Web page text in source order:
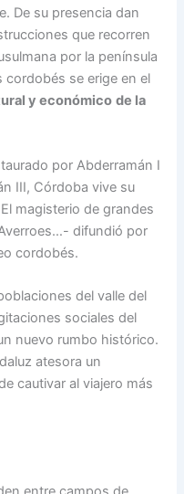
De su presencia dan
que recorren
por la península
cordobés se erige en el
y económico de la
por Abderramán I
III, Córdoba vive su
magisterio de grandes
difundió por
cordobés.
del valle del
sociales del
nuevo rumbo histórico.
atesora un
cautivar al viajero más